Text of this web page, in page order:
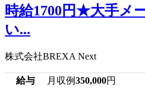
時給1700円★大手メ
い...
株式会社BREXA Next
給与 月収例350,000円